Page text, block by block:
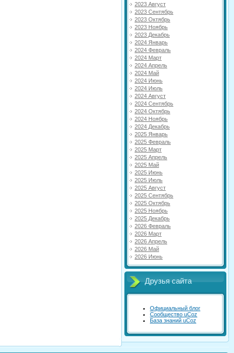
2023 Август
2023 Сентябрь
2023 Октябрь
2023 Ноябрь
2023 Декабрь
2024 Январь
2024 Февраль
2024 Март
2024 Апрель
2024 Май
2024 Июнь
2024 Июль
2024 Август
2024 Сентябрь
2024 Октябрь
2024 Ноябрь
2024 Декабрь
2025 Январь
2025 Февраль
2025 Март
2025 Апрель
2025 Май
2025 Июнь
2025 Июль
2025 Август
2025 Сентябрь
2025 Октябрь
2025 Ноябрь
2025 Декабрь
2026 Февраль
2026 Март
2026 Апрель
2026 Май
2026 Июнь
Друзья сайта
Официальный блог
Сообщество uCoz
База знаний uCoz